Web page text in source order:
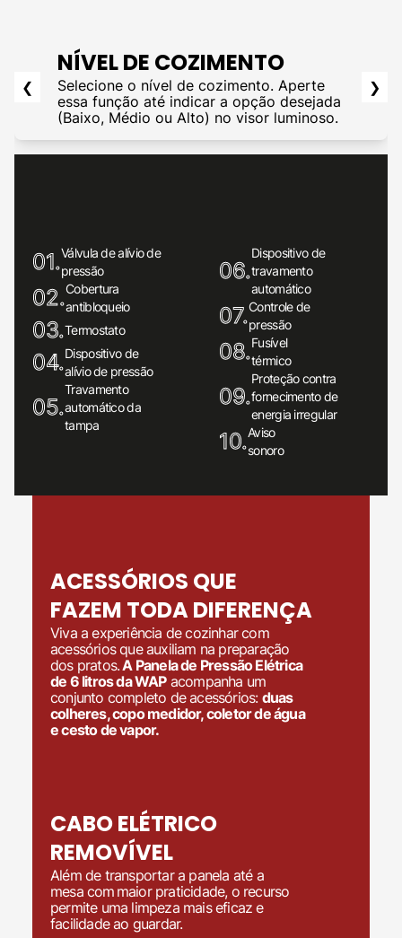
NÍVEL DE COZIMENTO
Selecione o nível de cozimento. Aperte
essa função até indicar a opção desejada
(Baixo, Médio ou Alto) no visor luminoso.
❮ ❯
01.Válvula de alívio de
pressão
02.Cobertura
antibloqueio
03.Termostato
04.Dispositivo de
alívio de pressão
05.
Travamento
automático da
tampa
06.
Dispositivo de
travamento
automático
07.Controle de
pressão
08.Fusível
térmico
09.
Proteção contra
fornecimento de
energia irregular
10.Aviso
sonoro
ACESSÓRIOS QUE
FAZEM TODA DIFERENÇA
Viva a experiência de cozinhar com
acessórios que auxiliam na preparação
dos pratos.A Panela de Pressão Elétrica
de 6 litros da WAPacompanha um
conjunto completo de acessórios: duas
colheres, copo medidor, coletor de água
e cesto de vapor.
CABO ELÉTRICO
REMOVÍVEL
Além de transportar a panela até a
mesa com maior praticidade, o recurso
permite uma limpeza mais eficaz e
facilidade ao guardar.